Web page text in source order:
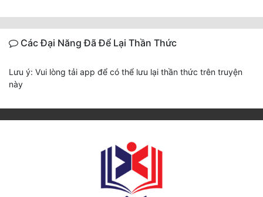
Các Đại Năng Đã Để Lại Thần Thức
Lưu ý: Vui lòng tải app để có thể lưu lại thần thức trên truyện
này